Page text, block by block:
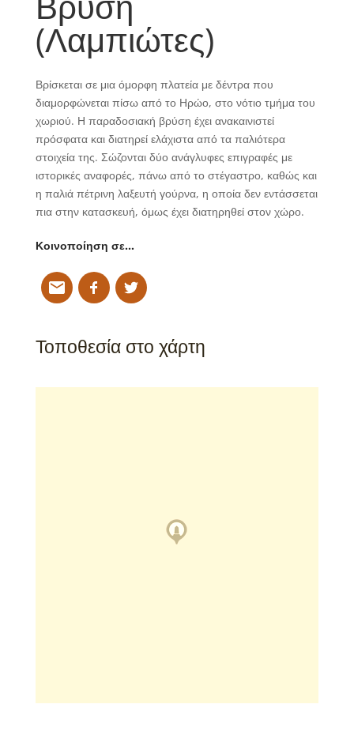
(Λαμπιώτες)
Βρίσκεται σε μια όμορφη πλατεία με δέντρα που
διαμορφώνεται πίσω από το Ηρώο, στο νότιο τμήμα του
χωριού. Η παραδοσιακή βρύση έχει ανακαινιστεί
πρόσφατα και διατηρεί ελάχιστα από τα παλιότερα
στοιχεία της. Σώζονται δύο ανάγλυφες επιγραφές με
ιστορικές αναφορές, πάνω από το στέγαστρο, καθώς και
η παλιά πέτρινη λαξευτή γούρνα, η οποία δεν εντάσσεται
πια στην κατασκευή, όμως έχει διατηρηθεί στον χώρο.
Κοινοποίηση σε…
Τοποθεσία στο χάρτη